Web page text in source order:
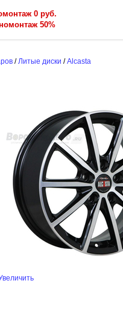
0 руб.
50%
/Литые диски /Alcasta